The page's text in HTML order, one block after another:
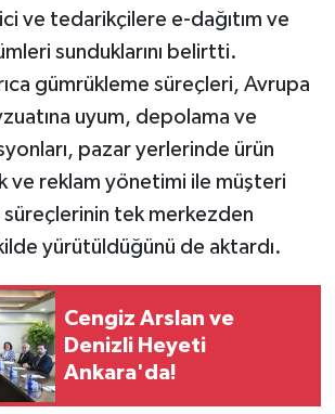
ve tedarikçilere e-dağıtım ve
sunduklarını belirtti.
gümrükleme süreçleri, Avrupa
uyum, depolama ve
pazar yerlerinde ürün
ve reklam yönetimi ile müşteri
süreçlerinin tek merkezden
yürütüldüğünü de aktardı.
Cengiz Arslan ve
Denizli Heyeti
Ankara'da!